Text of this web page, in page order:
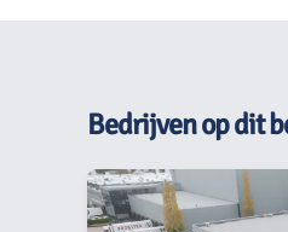
Bedrijven op dit